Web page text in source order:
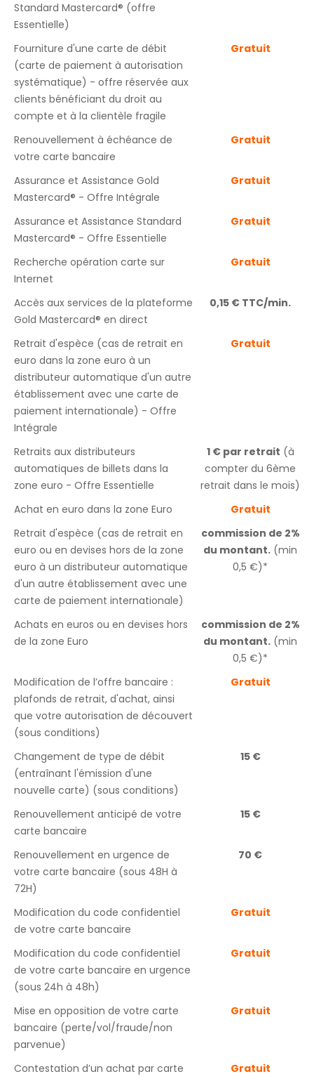
Standard Mastercard® (offre
Essentielle)
Fourniture d'une carte de débit
(carte de paiement à autorisation
systématique) - offre réservée aux
clients bénéficiant du droit au
compte et à la clientèle fragile
Gratuit
Renouvellement à échéance de
votre carte bancaire
Gratuit
Assurance et Assistance Gold
Mastercard® - Offre Intégrale
Gratuit
Assurance et Assistance Standard
Mastercard® - Offre Essentielle
Gratuit
Recherche opération carte sur
Internet
Gratuit
Accès aux services de la plateforme
Gold Mastercard® en direct
0,15 € TTC/min.
Retrait d'espèce (cas de retrait en
euro dans la zone euro à un
distributeur automatique d'un autre
établissement avec une carte de
paiement internationale) - Offre
Intégrale
Gratuit
Retraits aux distributeurs
automatiques de billets dans la
zone euro - Offre Essentielle
1 € par retrait (à
compter du 6ème
retrait dans le mois)
Achat en euro dans la zone Euro
Gratuit
Retrait d'espèce (cas de retrait en
euro ou en devises hors de la zone
euro à un distributeur automatique
d'un autre établissement avec une
carte de paiement internationale)
commission de 2%
du montant. (min
0,5 €)*
Achats en euros ou en devises hors
de la zone Euro
commission de 2%
du montant. (min
0,5 €)*
Modification de l’offre bancaire :
plafonds de retrait, d'achat, ainsi
que votre autorisation de découvert
(sous conditions)
Gratuit
Changement de type de débit
(entraînant l'émission d'une
nouvelle carte) (sous conditions)
15 €
Renouvellement anticipé de votre
carte bancaire
15 €
Renouvellement en urgence de
votre carte bancaire (sous 48H à
72H)
70 €
Modification du code confidentiel
de votre carte bancaire
Gratuit
Modification du code confidentiel
de votre carte bancaire en urgence
(sous 24h à 48h)
Gratuit
Mise en opposition de votre carte
bancaire (perte/vol/fraude/non
parvenue)
Gratuit
Contestation d’un achat par carte
Gratuit